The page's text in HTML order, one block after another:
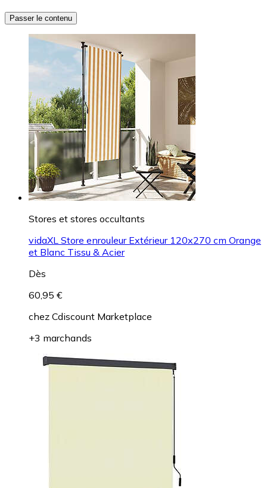
Passer le contenu
Stores et stores occultants
vidaXL Store enrouleur Extérieur 120x270 cm Orange
et Blanc Tissu & Acier
Dès
60,95 €
chez Cdiscount Marketplace
+3 marchands